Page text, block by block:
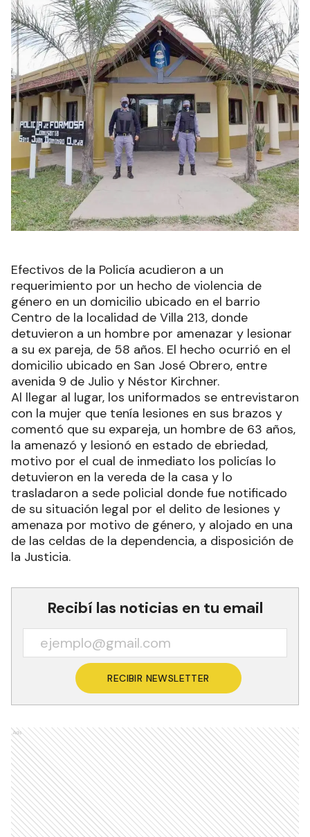
Efectivos de la Policía acudieron a un
requerimiento por un hecho de violencia de
género en un domicilio ubicado en el barrio
Centro de la localidad de Villa 213, donde
detuvieron a un hombre por amenazar y lesionar
a su ex pareja, de 58 años. El hecho ocurrió en el
domicilio ubicado en San José Obrero, entre
avenida 9 de Julio y Néstor Kirchner.
Al llegar al lugar, los uniformados se entrevistaron
con la mujer que tenía lesiones en sus brazos y
comentó que su expareja, un hombre de 63 años,
la amenazó y lesionó en estado de ebriedad,
motivo por el cual de inmediato los policías lo
detuvieron en la vereda de la casa y lo
trasladaron a sede policial donde fue notificado
de su situación legal por el delito de lesiones y
amenaza por motivo de género, y alojado en una
de las celdas de la dependencia, a disposición de
la Justicia.
Recibí las noticias en tu email
RECIBIR NEWSLETTER
Ads